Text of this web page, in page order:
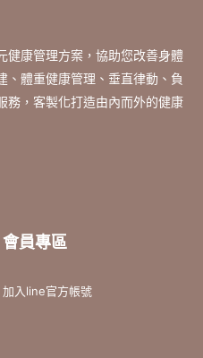
健康管理方案，協助您改善身體
、體重健康管理、垂直律動、負
務，客製化打造由內而外的健康
會員專區
加入line官方帳號